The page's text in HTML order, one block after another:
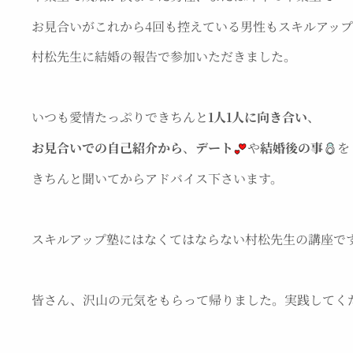
お見合いがこれから4回も控えている男性もスキルアッ
村松先生に結婚の報告で参加いただきました。
いつも愛情たっぷりできちんと1人1人に向き合い、
お見合いでの自己紹介から、 デート や結婚後の事
を
きちんと聞いてからアドバイス下さいます。
スキルアップ塾にはなくてはならない村松先生の講座です
皆さん、沢山の元気をもらって帰りました。実践してく